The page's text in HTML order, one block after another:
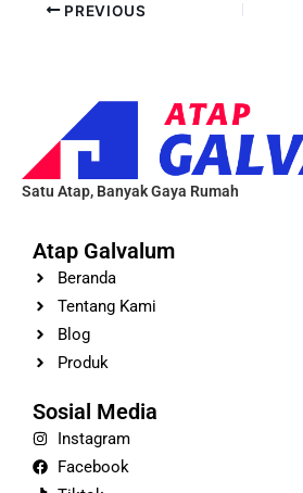
PREVIOUS
Satu Atap, Banyak Gaya Rumah
Atap Galvalum
Beranda
Tentang Kami
Blog
Produk
Sosial Media
Instagram
Facebook